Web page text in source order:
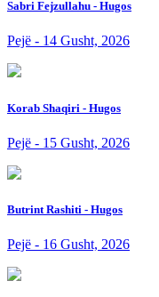
Sabri Fejzullahu - Hugos
Pejë - 14 Gusht, 2026
Korab Shaqiri - Hugos
Pejë - 15 Gusht, 2026
Butrint Rashiti - Hugos
Pejë - 16 Gusht, 2026